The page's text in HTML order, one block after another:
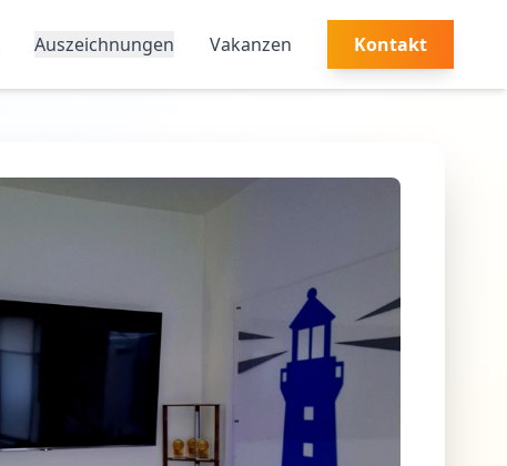
Auszeichnungen Vakanzen Kontakt